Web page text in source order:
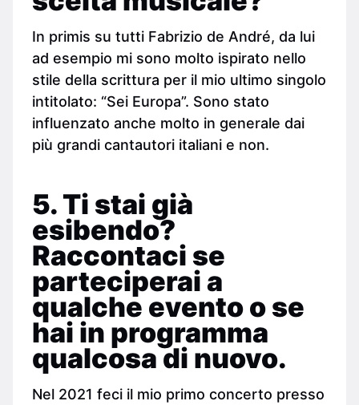
In primis su tutti Fabrizio de André, da lui
ad esempio mi sono molto ispirato nello
stile della scrittura per il mio ultimo singolo
intitolato: “Sei Europa”. Sono stato
influenzato anche molto in generale dai
più grandi cantautori italiani e non.
5. Ti stai già
esibendo?
Raccontaci se
parteciperai a
qualche evento o se
hai in programma
qualcosa di nuovo.
Nel 2021 feci il mio primo concerto presso